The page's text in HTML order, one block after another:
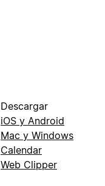
Descargar
iOS y Android
Mac y Windows
Calendar
Web Clipper